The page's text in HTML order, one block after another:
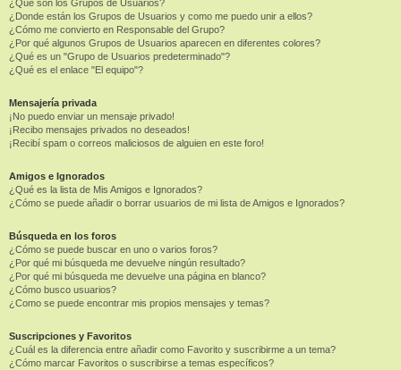
¿Qué son los Grupos de Usuarios?
¿Donde están los Grupos de Usuarios y como me puedo unir a ellos?
¿Cómo me convierto en Responsable del Grupo?
¿Por qué algunos Grupos de Usuarios aparecen en diferentes colores?
¿Qué es un "Grupo de Usuarios predeterminado"?
¿Qué es el enlace "El equipo"?
Mensajería privada
¡No puedo enviar un mensaje privado!
¡Recibo mensajes privados no deseados!
¡Recibí spam o correos maliciosos de alguien en este foro!
Amigos e Ignorados
¿Qué es la lista de Mis Amigos e Ignorados?
¿Cómo se puede añadir o borrar usuarios de mi lista de Amigos e Ignorados?
Búsqueda en los foros
¿Cómo se puede buscar en uno o varios foros?
¿Por qué mi búsqueda me devuelve ningún resultado?
¿Por qué mi búsqueda me devuelve una página en blanco?
¿Cómo busco usuarios?
¿Como se puede encontrar mis propios mensajes y temas?
Suscripciones y Favoritos
¿Cuál es la diferencia entre añadir como Favorito y suscribirme a un tema?
¿Cómo marcar Favoritos o suscribirse a temas específicos?